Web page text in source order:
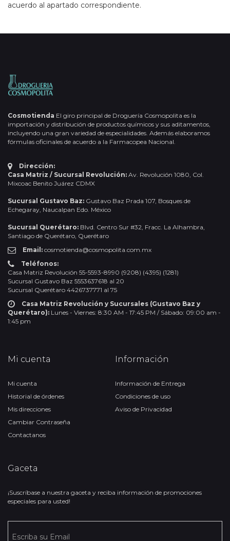
acuerdo al apartado correspondiente.
Cosmotienda El giro principal de Droguería Cosmopolita es la
importación y distribución de productos químicos y sus aditamentos,
incluyendo una gran variedad de especialidades. Además elaboramos
fórmulas oficinales de acuerdo a la Farmacopea Nacional.
Dirección:
Casa Matriz / Sucursal Revolución: Av. Revolución 1080, Col.
Mixcoac Benito Juárez CDMX
Sucursal Gustavo Baz: Gustavo Baz Prada 107, Bosques de
Echegaray, Naucalpan Edo. México
Sucursal Querétaro: Blvd. Centro Sur #32, Fracc. La Alhambra,
Santiago de Querétaro, Querétaro
Email: cosmotienda@cosmopolita.com.mx
Teléfonos:
Casa Matriz Revolución 55-5593-8990 (9208) (4395) (1281)
Sucursal Gustavo Baz 5553637618 al 20
Sucursal Querétaro 4426737771 al 75
Casa Matriz Revolución y Sucursales (Gustavo Baz y
Querétaro): Lunes - Viernes: 8:30 AM - 17:45 PM / Sábado: 09:00 am -
1:45 pm
Mi cuenta
Mi cuenta
Historial de órdenes
Mis direcciones
Cambiar Contraseña
Contactanos
Información
Información de Entrega
Condiciones de uso
Aviso de Privacidad
Gaceta
¡Suscríbase a nuestra gaceta y reciba información de promociones
especiales para usted!